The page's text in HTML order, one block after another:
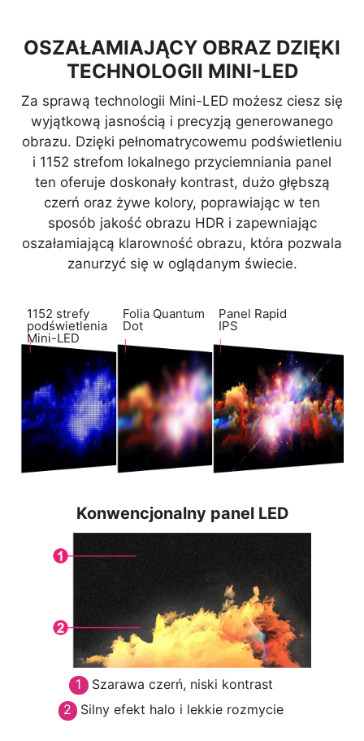
OSZAŁAMIAJĄCY OBRAZ DZIĘKI
TECHNOLOGII MINI-LED
Za sprawą technologii Mini-LED możesz ciesz się
wyjątkową jasnością i precyzją generowanego
obrazu. Dzięki pełnomatrycowemu podświetleniu
i 1152 strefom lokalnego przyciemniania panel
ten oferuje doskonały kontrast, dużo głębszą
czerń oraz żywe kolory, poprawiając w ten
sposób jakość obrazu HDR i zapewniając
oszałamiającą klarowność obrazu, która pozwala
zanurzyć się w oglądanym świecie.
1152 strefy
podświetlenia
Mini-LED
Folia Quantum
Dot
Panel Rapid
IPS
Konwencjonalny panel LED
Szarawa czerń, niski kontrast
Silny efekt halo i lekkie rozmycie